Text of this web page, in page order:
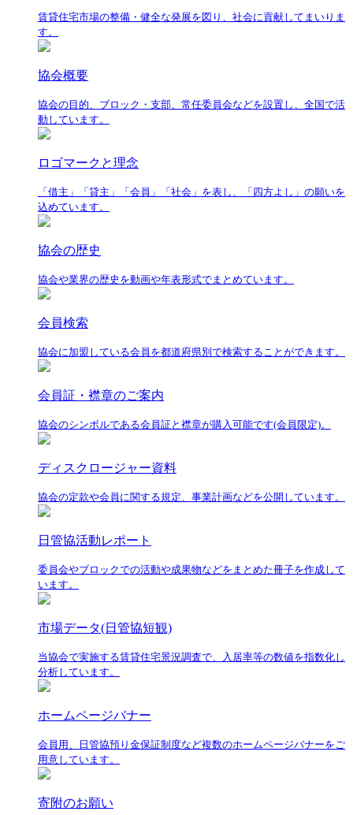
賃貸住宅市場の整備・健全な発展を図り、社会に貢献してまいりま
す。
協会概要
協会の目的、ブロック・支部、常任委員会などを設置し、全国で活
動しています。
ロゴマークと理念
「借主」「貸主」「会員」「社会」を表し、「四方よし」の願いを
込めています。
協会の歴史
協会や業界の歴史を動画や年表形式でまとめています。
会員検索
協会に加盟している会員を都道府県別で検索することができます。
会員証・襟章のご案内
協会のシンボルである会員証と襟章が購入可能です(会員限定)。
ディスクロージャー資料
協会の定款や会員に関する規定、事業計画などを公開しています。
日管協活動レポート
委員会やブロックでの活動や成果物などをまとめた冊子を作成して
います。
市場データ(日管協短観)
当協会で実施する賃貸住宅景況調査で、入居率等の数値を指数化し
分析しています。
ホームページバナー
会員用、日管協預り金保証制度など複数のホームページバナーをご
用意しています。
寄附のお願い